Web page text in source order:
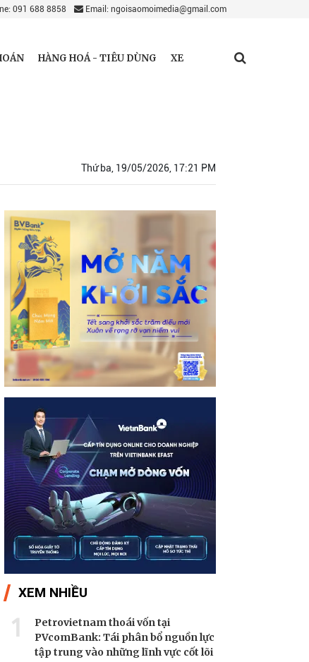
091 688 8858 Email: ngoisaomoimedia@gmail.com
HÀNG HOÁ - TIÊU DÙNG XE
Thứ ba, 19/05/2026, 17:21 PM
XEM NHIỀU
1
Petrovietnam thoái vốn tại
PVcomBank: Tái phân bổ nguồn lực
tập trung vào những lĩnh vực cốt lõi